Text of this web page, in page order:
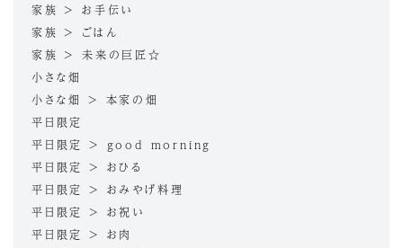
家族 > お手伝い
家族 > ごはん
家族 > 未来の巨匠☆
小さな畑
小さな畑 > 本家の畑
平日限定
平日限定 > good morning
平日限定 > おひる
平日限定 > おみやげ料理
平日限定 > お祝い
平日限定 > お肉